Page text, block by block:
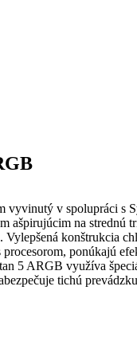
vyvinutý v spolupráci s
ašpirujúcim na strednú
konštrukcia
ponúkajú
5 ARGB využíva
tichú